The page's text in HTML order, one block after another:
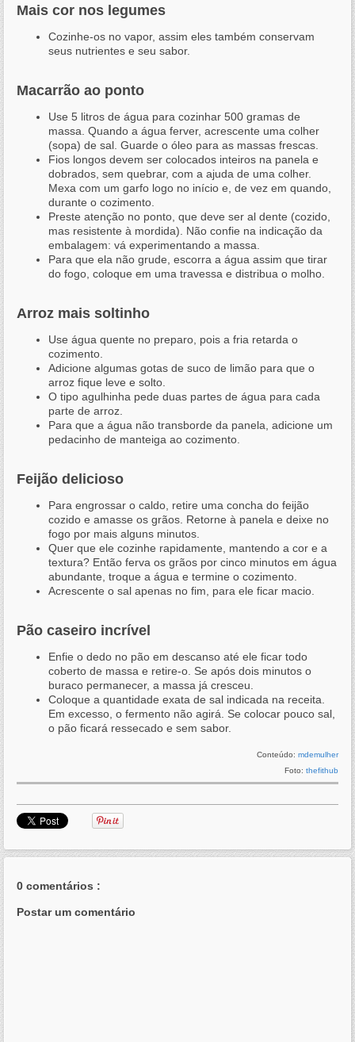
Mais cor nos legumes
Cozinhe-os no vapor, assim eles também conservam
seus nutrientes e seu sabor.
Macarrão ao ponto
Use 5 litros de água para cozinhar 500 gramas de
massa. Quando a água ferver, acrescente uma colher
(sopa) de sal. Guarde o óleo para as massas frescas.
Fios longos devem ser colocados inteiros na panela e
dobrados, sem quebrar, com a ajuda de uma colher.
Mexa com um garfo logo no início e, de vez em quando,
durante o cozimento.
Preste atenção no ponto, que deve ser al dente (cozido,
mas resistente à mordida). Não confie na indicação da
embalagem: vá experimentando a massa.
Para que ela não grude, escorra a água assim que tirar
do fogo, coloque em uma travessa e distribua o molho.
Arroz mais soltinho
Use água quente no preparo, pois a fria retarda o
cozimento.
Adicione algumas gotas de suco de limão para que o
arroz fique leve e solto.
O tipo agulhinha pede duas partes de água para cada
parte de arroz.
Para que a água não transborde da panela, adicione um
pedacinho de manteiga ao cozimento.
Feijão delicioso
Para engrossar o caldo, retire uma concha do feijão
cozido e amasse os grãos. Retorne à panela e deixe no
fogo por mais alguns minutos.
Quer que ele cozinhe rapidamente, mantendo a cor e a
textura? Então ferva os grãos por cinco minutos em água
abundante, troque a água e termine o cozimento.
Acrescente o sal apenas no fim, para ele ficar macio.
Pão caseiro incrível
Enfie o dedo no pão em descanso até ele ficar todo
coberto de massa e retire-o. Se após dois minutos o
buraco permanecer, a massa já cresceu.
Coloque a quantidade exata de sal indicada na receita.
Em excesso, o fermento não agirá. Se colocar pouco sal,
o pão ficará ressecado e sem sabor.
Conteúdo: mdemulher
Foto: thefithub
0 comentários :
Postar um comentário